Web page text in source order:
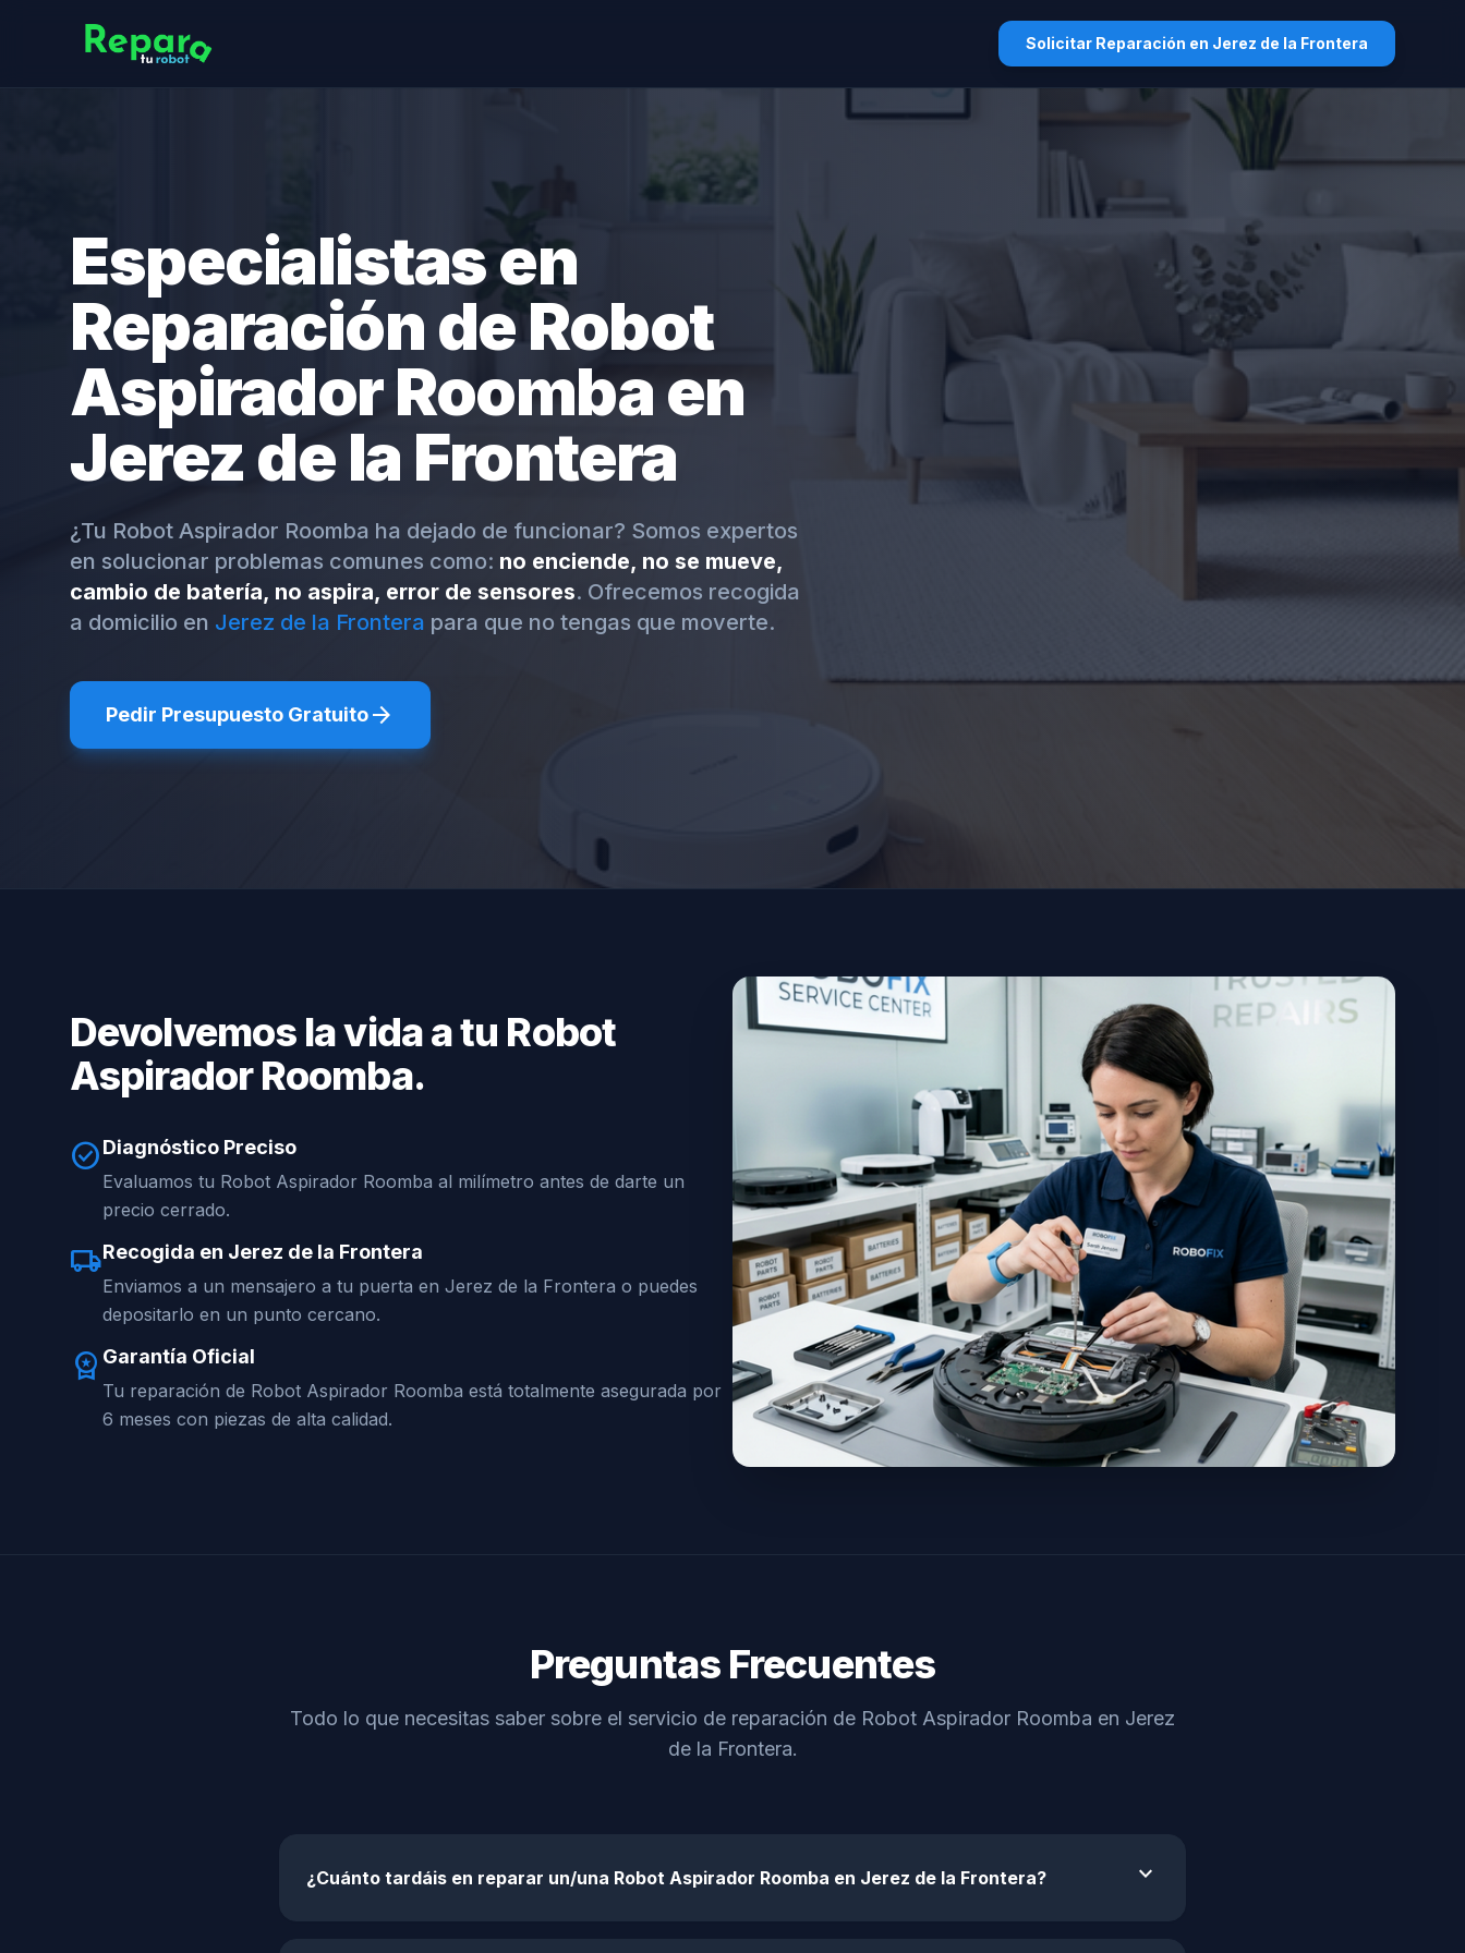
Solicitar Reparación en Jerez de la Frontera
Especialistas en
Reparación de Robot
Aspirador Roomba en
Jerez de la Frontera
¿Tu Robot Aspirador Roomba ha dejado de funcionar? Somos expertos
en solucionar problemas comunes como: no enciende, no se mueve,
cambio de batería, no aspira, error de sensores. Ofrecemos recogida
a domicilio en Jerez de la Frontera para que no tengas que moverte.
Pedir Presupuesto Gratuitoarrow_forward
Devolvemos la vida a tu Robot
Aspirador Roomba.
check_circleDiagnóstico Preciso
Evaluamos tu Robot Aspirador Roomba al milímetro antes de darte un
precio cerrado.
local_shippingRecogida en Jerez de la Frontera
Enviamos a un mensajero a tu puerta en Jerez de la Frontera o puedes
depositarlo en un punto cercano.
workspace_premium Garantía Oficial
Tu reparación de Robot Aspirador Roomba está totalmente asegurada por
6 meses con piezas de alta calidad.
Preguntas Frecuentes
Todo lo que necesitas saber sobre el servicio de reparación de Robot Aspirador Roomba en Jerez
de la Frontera.
¿Cuánto tardáis en reparar un/una Robot Aspirador Roomba en Jerez de la Frontera? expand_more